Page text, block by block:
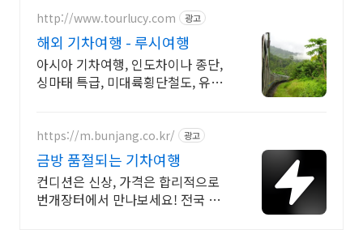
http://www.tourlucy.com 광고
해외 기차여행 - 루시여행
아시아 기차여행, 인도차이나 종단,
싱마태 특급, 미대륙횡단철도, 유라
https://m.bunjang.co.kr/ 광고
금방 품절되는 기차여행
컨디션은 신상, 가격은 합리적으로
번개장터에서 만나보세요! 전국 각